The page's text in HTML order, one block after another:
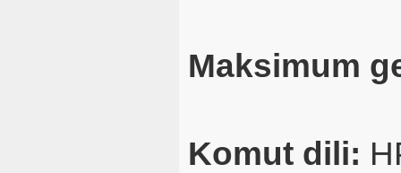
Maksimum
Komut dili: